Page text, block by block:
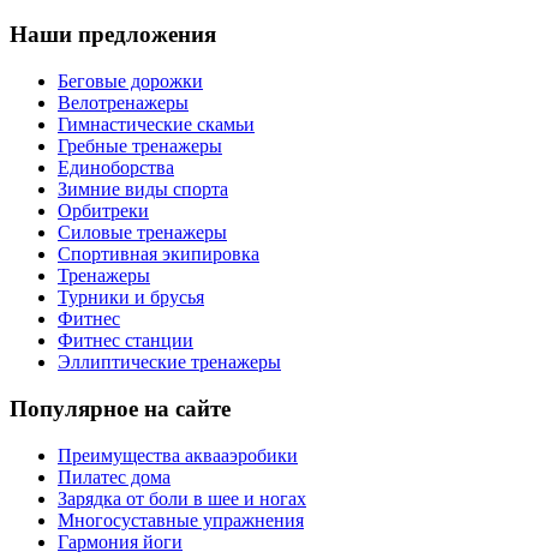
Наши предложения
Беговые дорожки
Велотренажеры
Гимнастические скамьи
Гребные тренажеры
Единоборства
Зимние виды спорта
Орбитреки
Силовые тренажеры
Спортивная экипировка
Тренажеры
Турники и брусья
Фитнес
Фитнес станции
Эллиптические тренажеры
Популярное на сайте
Преимущества аквааэробики
Пилатес дома
Зарядка от боли в шее и ногах
Многосуставные упражнения
Гармония йоги